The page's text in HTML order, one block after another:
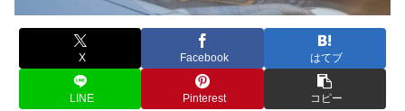
X Facebook はてブ
LINE Pinterest コピー